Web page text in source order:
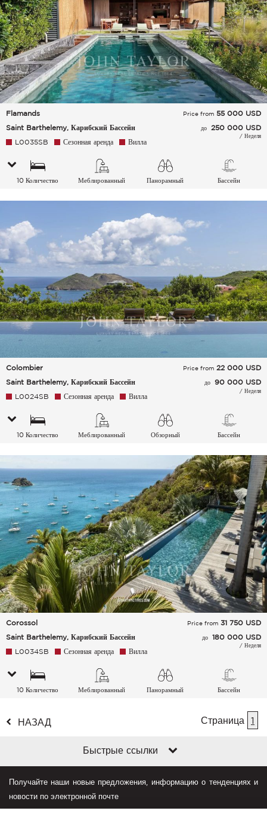
Flamands
Saint Barthelemy, Карибский Бассейн
Price from 55 000 USD
до 250 000 USD
/ Неделя
L0035SB Сезонная аренда Вилла
10 Количество
Меблированный Панорамный Бассейн
Colombier
Saint Barthelemy, Карибский Бассейн
Price from 22 000 USD
до 90 000 USD
/ Неделя
L0024SB Сезонная аренда Вилла
10 Количество
Меблированный Обзорный Бассейн
Corossol
Saint Barthelemy, Карибский Бассейн
Price from 31 750 USD
до 180 000 USD
/ Неделя
L0034SB Сезонная аренда Вилла
10 Количество
Меблированный Панорамный Бассейн
НАЗАД Страница 1
Быстрые ссылки
Получайте наши новые предложения, информацию о тенденциях и
новости по электронной почте